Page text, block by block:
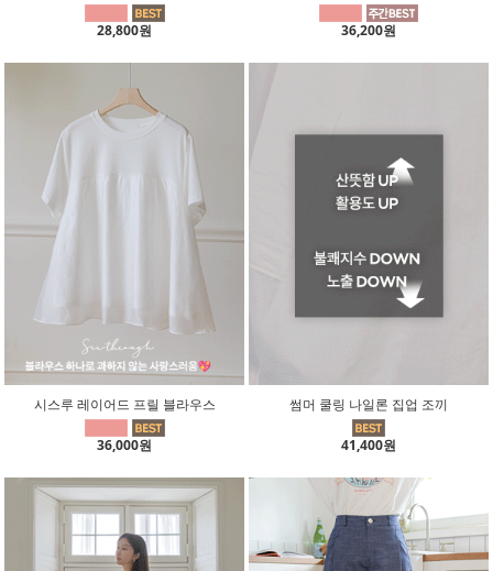
28,800원 36,200원
시스루 레이어드 프릴 블라우스
36,000원
썸머 쿨링 나일론 집업 조끼
41,400원